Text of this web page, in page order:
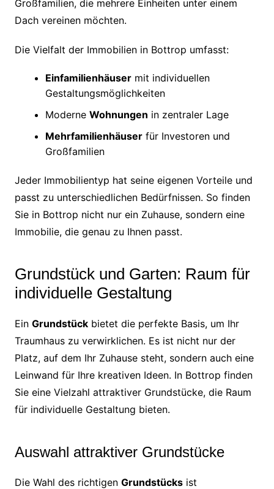
Großfamilien, die mehrere Einheiten unter einem
Dach vereinen möchten.
Die Vielfalt der Immobilien in Bottrop umfasst:
Einfamilienhäusermit individuellen
Gestaltungsmöglichkeiten
Moderne Wohnungen in zentraler Lage
Mehrfamilienhäuserfür Investoren und
Großfamilien
Jeder Immobilientyp hat seine eigenen Vorteile und
passt zu unterschiedlichen Bedürfnissen. So finden
Sie in Bottrop nicht nur ein Zuhause, sondern eine
Immobilie, die genau zu Ihnen passt.
Grundstück und Garten: Raum für
individuelle Gestaltung
Ein Grundstückbietet die perfekte Basis, um Ihr
Traumhaus zu verwirklichen. Es ist nicht nur der
Platz, auf dem Ihr Zuhause steht, sondern auch eine
Leinwand für Ihre kreativen Ideen. In Bottrop finden
Sie eine Vielzahl attraktiver Grundstücke, die Raum
für individuelle Gestaltung bieten.
Auswahl attraktiver Grundstücke
Die Wahl des richtigen Grundstücksist